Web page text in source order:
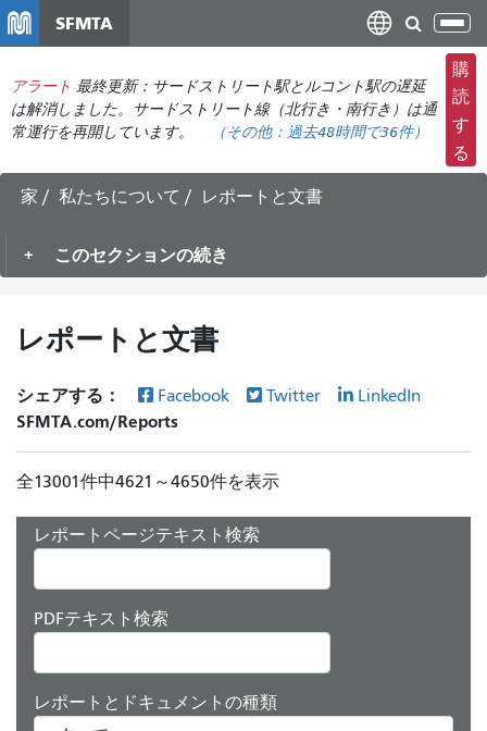
コ
ン
テ
ン
ツ
動
SFMTA
ナ
ビ
ゲ
ー
シ
ョ
り
アラート 最終更新：サードストリート駅とルコント駅の遅延
は解消しました。サードストリート線（北行き・南行き）は通
常運行を再開しています。
（その他： 過去48時間で36件）
購
読
す
る
家 私たちについて レポートと文書
このセクションの続き
レポートと文書
シェアする： Facebook Twitter LinkedIn
SFMTA.com/Reports
全13001件中4621～4650件を表示
レポートページテキスト検索
PDFテキスト検索
レポートとドキュメントの種類